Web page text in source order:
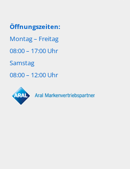
Öffnungszeiten:
Montag – Freitag
08:00 – 17:00 Uhr
Samstag
08:00 – 12:00 Uhr